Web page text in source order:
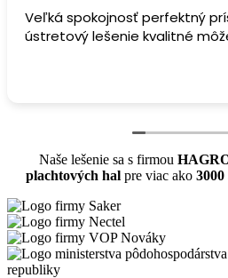
Veľká spokojnosť perfektný
ústretový lešenie kvalitné
Naše lešenie sa s firmou
plachtových halpre viac ako